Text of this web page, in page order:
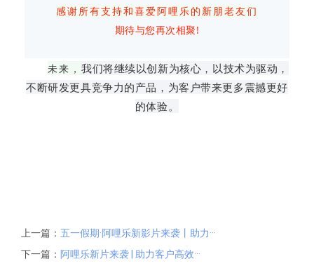
感谢所有支持和喜爱阿哩乐的新朋老友们
期待与您再次相聚!
未来， 我们将继续以创新为核心，以技术为驱动，
不断研发更具竞争力的产品，为客户带来更多震撼更好
的体验。
上一篇： 五一假期·阿哩乐新影片来袭丨助力···
下一篇： 阿哩乐新片来袭 | 助力客户高效···